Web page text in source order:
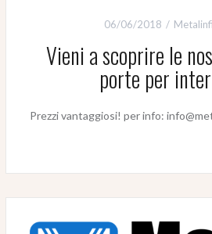
06/06/2018
Vieni a scoprire le
porte per
Prezzi vantaggiosi! per info: